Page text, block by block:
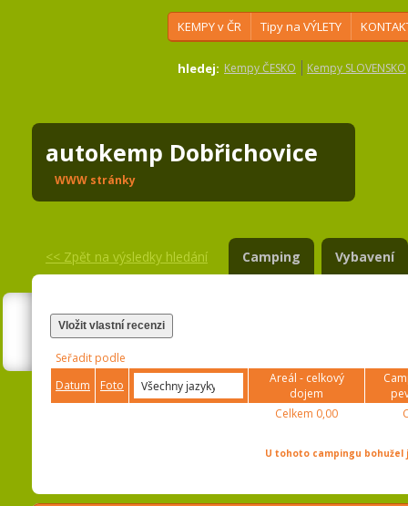
KEMPY v ČR Tipy na VÝLETY
hledej: Kempy ČESKO Kempy SLOVENSKO
autokemp Dobřichovice
WWW stránky
<< Zpět na výsledky hledání Camping Vybavení
Vložit vlastní recenzi
Seřadit podle
Datum
Foto
Areál - celkový
dojem
Celkem 0,00
U tohoto campingu